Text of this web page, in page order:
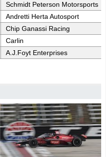
Schmidt Peterson Motorsports
Andretti Herta Autosport
Chip Ganassi Racing
Carlin
A.J.Foyt Enterprises